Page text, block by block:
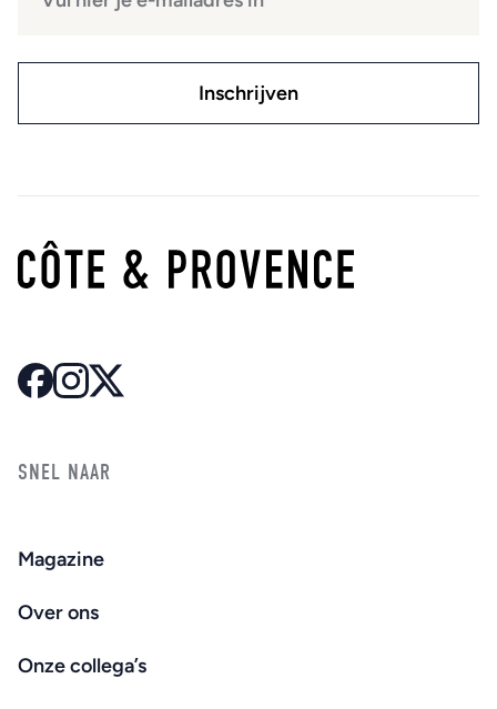
SNEL NAAR
Magazine
Over ons
Onze collega’s